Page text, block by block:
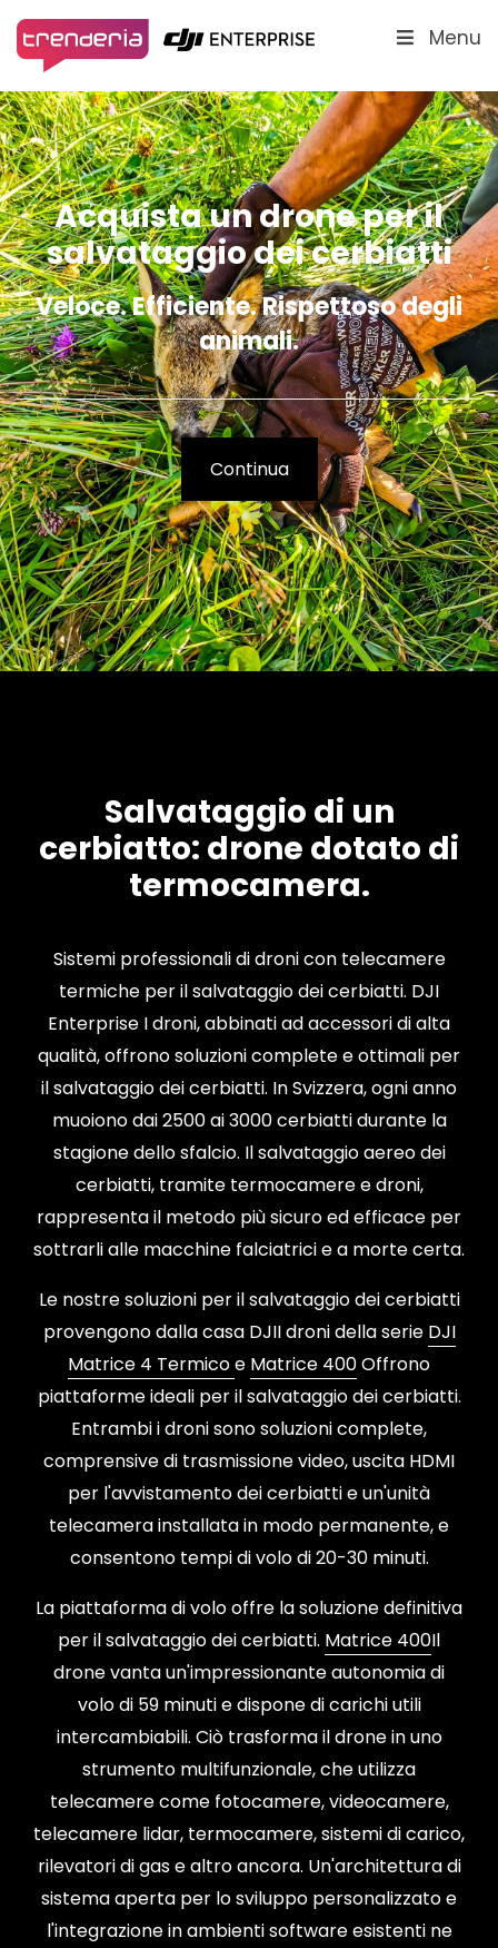
Menu
Acquista un drone per il
salvataggio dei cerbiatti
Veloce. Efficiente. Rispettoso degli
animali.
Continua
Salvataggio di un
cerbiatto: drone dotato di
termocamera.
Sistemi professionali di droni con telecamere
termiche per il salvataggio dei cerbiatti. DJI
Enterprise I droni, abbinati ad accessori di alta
qualità, offrono soluzioni complete e ottimali per
il salvataggio dei cerbiatti. In Svizzera, ogni anno
muoiono dai 2500 ai 3000 cerbiatti durante la
stagione dello sfalcio. Il salvataggio aereo dei
cerbiatti, tramite termocamere e droni,
rappresenta il metodo più sicuro ed efficace per
sottrarli alle macchine falciatrici e a morte certa.
Le nostre soluzioni per il salvataggio dei cerbiatti
provengono dalla casa DJII droni della serie DJI
Matrice 4 Termicoe Matrice 400Offrono
piattaforme ideali per il salvataggio dei cerbiatti.
Entrambi i droni sono soluzioni complete,
comprensive di trasmissione video, uscita HDMI
per l'avvistamento dei cerbiatti e un'unità
telecamera installata in modo permanente, e
consentono tempi di volo di 20-30 minuti.
La piattaforma di volo offre la soluzione definitiva
per il salvataggio dei cerbiatti. Matrice 400Il
drone vanta un'impressionante autonomia di
volo di 59 minuti e dispone di carichi utili
intercambiabili. Ciò trasforma il drone in uno
strumento multifunzionale, che utilizza
telecamere come fotocamere, videocamere,
telecamere lidar, termocamere, sistemi di carico,
rilevatori di gas e altro ancora. Un'architettura di
sistema aperta per lo sviluppo personalizzato e
l'integrazione in ambienti software esistenti ne